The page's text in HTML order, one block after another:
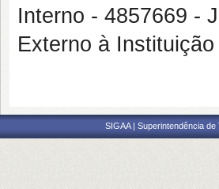
Interno - 4857669 -
Externo à
SIGAA | Superintendência